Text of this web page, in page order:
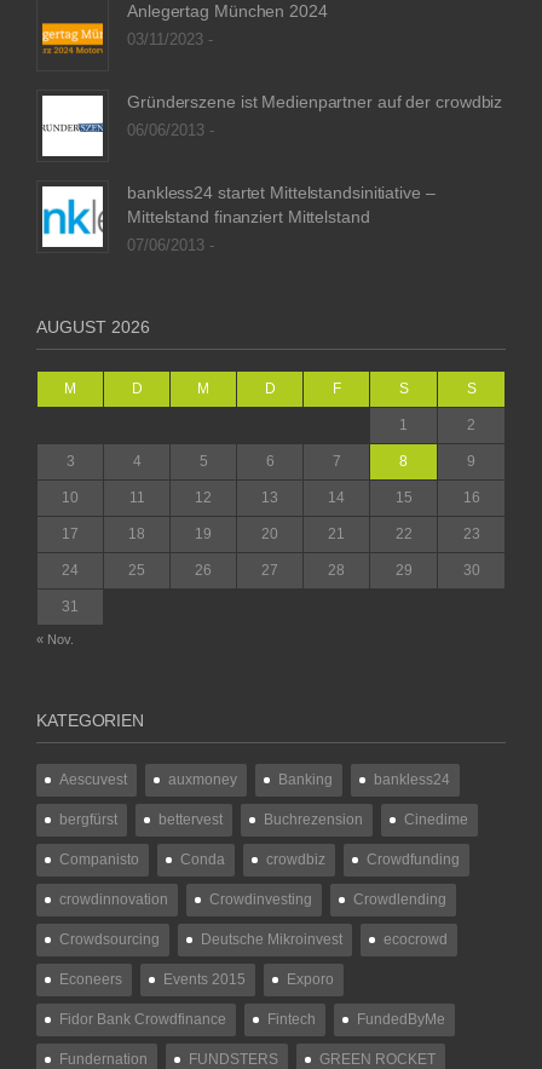
Anlegertag München 2024
03/11/2023 -
Gründerszene ist Medienpartner auf der crowdbiz
06/06/2013 -
bankless24 startet Mittelstandsinitiative –
Mittelstand finanziert Mittelstand
07/06/2013 -
AUGUST 2026
M D M D F S S
1 2
3 4 5 6 7 8 9
10 11 12 13 14 15 16
17 18 19 20 21 22 23
24 25 26 27 28 29 30
31
« Nov.
KATEGORIEN
Aescuvest auxmoney Banking bankless24
bergfürst bettervest Buchrezension Cinedime
Companisto Conda crowdbiz Crowdfunding
crowdinnovation Crowdinvesting Crowdlending
Crowdsourcing Deutsche Mikroinvest ecocrowd
Econeers Events 2015 Exporo
Fidor Bank Crowdfinance Fintech FundedByMe
Fundernation FUNDSTERS GREEN ROCKET